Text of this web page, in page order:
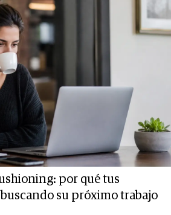
por qué tus
su próximo trabajo